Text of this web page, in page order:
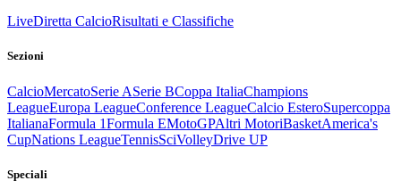
LiveDiretta CalcioRisultati e Classifiche
Sezioni
CalcioMercatoSerie ASerie BCoppa ItaliaChampions
LeagueEuropa LeagueConference LeagueCalcio EsteroSupercoppa
ItalianaFormula 1Formula EMotoGPAltri MotoriBasketAmerica's
CupNations LeagueTennisSciVolleyDrive UP
Speciali